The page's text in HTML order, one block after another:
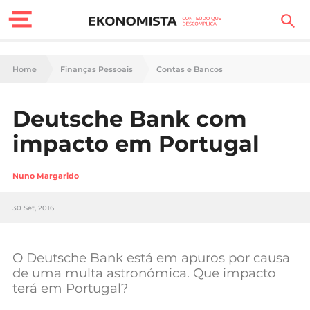
Finanças Pessoais
Carreira
Casa
Tecnologia
Negócios
Home Finanças Pessoais Contas e Bancos
Deutsche Bank com
impacto em Portugal
Nuno Margarido
30 Set, 2016
O Deutsche Bank está em apuros por causa
de uma multa astronómica. Que impacto
terá em Portugal?